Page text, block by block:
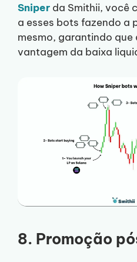
Sniper da Smithii, você
a esses bots fazendo a
mesmo, garantindo que
vantagem da baixa
8. Promoção